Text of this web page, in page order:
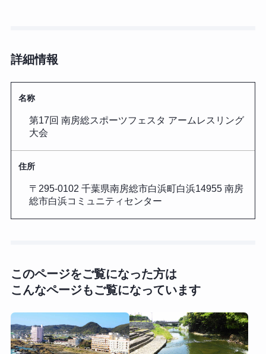
詳細情報
名称
第17回 南房総スポーツフェスタ アームレスリング
大会
住所
〒295-0102 千葉県南房総市白浜町白浜14955 南房
総市白浜コミュニティセンター
このページをご覧になった方は
こんなページもご覧になっています